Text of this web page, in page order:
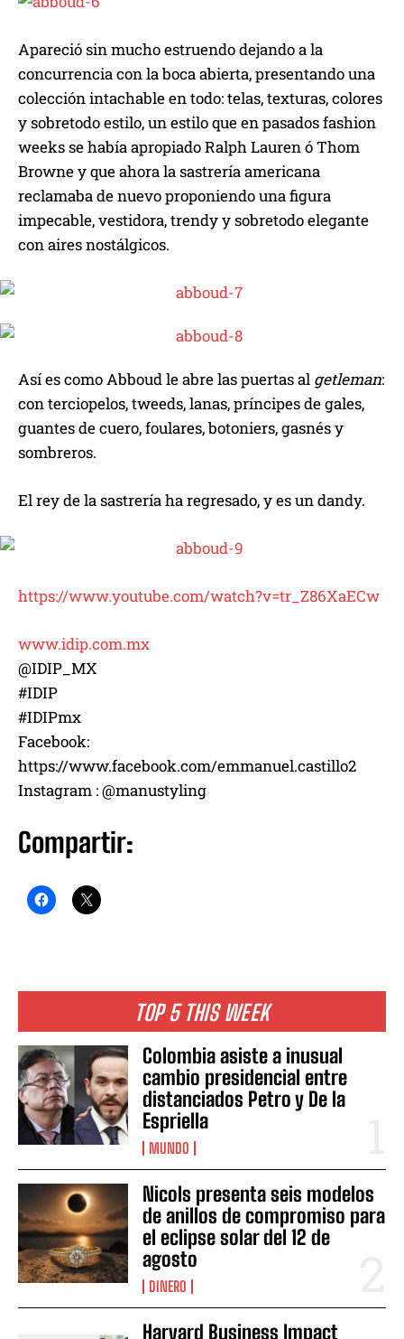
TOP 5 THIS WEEK
Colombia asiste a inusual
cambio presidencial entre
distanciados Petro y De la
Espriella
MUNDO
Nicols presenta seis modelos
de anillos de compromiso para
el eclipse solar del 12 de
agosto
DINERO
Harvard Business Impact
Apareció sin mucho estruendo dejando a la
concurrencia con la boca abierta, presentando una
colección intachable en todo: telas, texturas, colores
y sobretodo estilo, un estilo que en pasados fashion
weeks se había apropiado Ralph Lauren ó Thom
Browne y que ahora la sastrería americana
reclamaba de nuevo proponiendo una figura
impecable, vestidora, trendy y sobretodo elegante
con aires nostálgicos.
Así es como Abboud le abre las puertas al getleman:
con terciopelos, tweeds, lanas, príncipes de gales,
guantes de cuero, foulares, botoniers, gasnés y
sombreros.
El rey de la sastrería ha regresado, y es un dandy.
https://www.youtube.com/watch?v=tr_Z86XaECw
www.idip.com.mx
@IDIP_MX
#IDIP
#IDIPmx
Facebook:
https://www.facebook.com/emmanuel.castillo2
Instagram : @manustyling
Compartir: